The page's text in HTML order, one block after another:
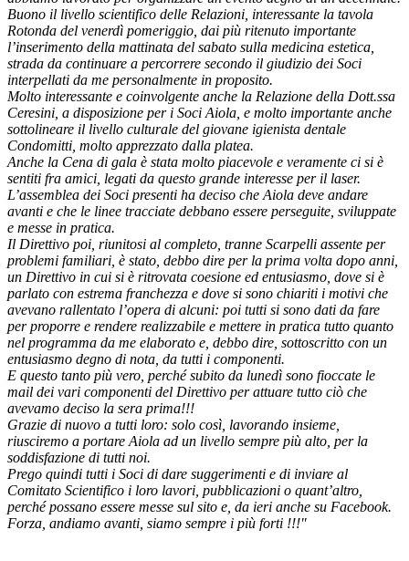
Buono il livello scientifico delle Relazioni, interessante la tavola
Rotonda del venerdì pomeriggio, dai più ritenuto importante
l’inserimento della mattinata del sabato sulla medicina estetica,
strada da continuare a percorrere secondo il giudizio dei Soci
interpellati da me personalmente in proposito.
Molto interessante e coinvolgente anche la Relazione della Dott.ssa
Ceresini, a disposizione per i Soci Aiola, e molto importante anche
sottolineare il livello culturale del giovane igienista dentale
Condomitti, molto apprezzato dalla platea.
Anche la Cena di gala è stata molto piacevole e veramente ci si è
sentiti fra amici, legati da questo grande interesse per il laser.
L’assemblea dei Soci presenti ha deciso che Aiola deve andare
avanti e che le linee tracciate debbano essere perseguite, sviluppate
e messe in pratica.
Il Direttivo poi, riunitosi al completo, tranne Scarpelli assente per
problemi familiari, è stato, debbo dire per la prima volta dopo anni,
un Direttivo in cui si è ritrovata coesione ed entusiasmo, dove si è
parlato con estrema franchezza e dove si sono chiariti i motivi che
avevano rallentato l’opera di alcuni: poi tutti si sono dati da fare
per proporre e rendere realizzabile e mettere in pratica tutto quanto
nel programma da me elaborato e, debbo dire, sottoscritto con un
entusiasmo degno di nota, da tutti i componenti.
E questo tanto più vero, perché subito da lunedì sono fioccate le
mail dei vari componenti del Direttivo per attuare tutto ciò che
avevamo deciso la sera prima!!!
Grazie di nuovo a tutti loro: solo così, lavorando insieme,
riusciremo a portare Aiola ad un livello sempre più alto, per la
soddisfazione di tutti noi.
Prego quindi tutti i Soci di dare suggerimenti e di inviare al
Comitato Scientifico i loro lavori, pubblicazioni o quant’altro,
perché possano essere messe sul sito e, da ieri anche su Facebook.
Forza, andiamo avanti, siamo sempre i più forti !!!"